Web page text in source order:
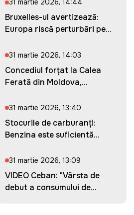
31 martie 2026, 14:44
Bruxelles-ul avertizează:
Europa riscă perturbări pe...
31 martie 2026, 14:03
Concediul forțat la Calea
Ferată din Moldova,
31 martie 2026, 13:40
Stocurile de carburanți:
Benzina este suficientă
31 martie 2026, 13:09
VIDEO Ceban: "Vârsta de
debut a consumului de